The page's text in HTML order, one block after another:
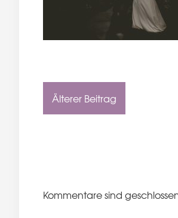
Älterer Beitrag
Kommentare sind